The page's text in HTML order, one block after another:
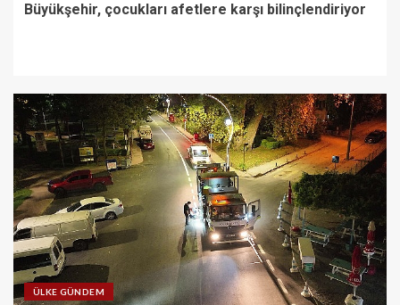
Büyükşehir, çocukları afetlere karşı bilinçlendiriyor
ÜLKE GÜNDEM